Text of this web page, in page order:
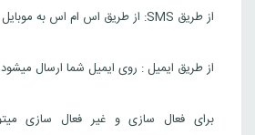
از طریق SMS: از طریق اس ام اس به موبایل
از طریق ایمیل‌‌ : روی ایمیل شما ارسال میشود